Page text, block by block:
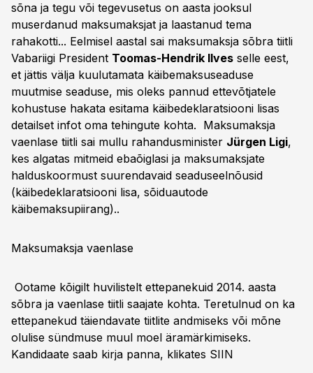
sõna ja tegu või tegevusetus on aasta jooksul
muserdanud maksumaksjat ja laastanud tema
rahakotti... Eelmisel aastal sai maksumaksja sõbra tiitli
Vabariigi President Toomas-Hendrik Ilves selle eest,
et jättis välja kuulutamata käibemaksuseaduse
muutmise seaduse, mis oleks pannud ettevõtjatele
kohustuse hakata esitama käibedeklaratsiooni lisas
detailset infot oma tehingute kohta. Maksumaksja
vaenlase tiitli sai mullu rahandusminister Jürgen Ligi,
kes algatas mitmeid ebaõiglasi ja maksumaksjate
halduskoormust suurendavaid seaduseelnõusid
(käibedeklaratsiooni lisa, sõiduautode
käibemaksupiirang)..
Maksumaksja vaenlase
Ootame kõigilt huvilistelt ettepanekuid 2014. aasta
sõbra ja vaenlase tiitli saajate kohta. Teretulnud on ka
ettepanekud täiendavate tiitlite andmiseks või mõne
olulise sündmuse muul moel äramärkimiseks.
Kandidaate saab kirja panna, klikates SIIN